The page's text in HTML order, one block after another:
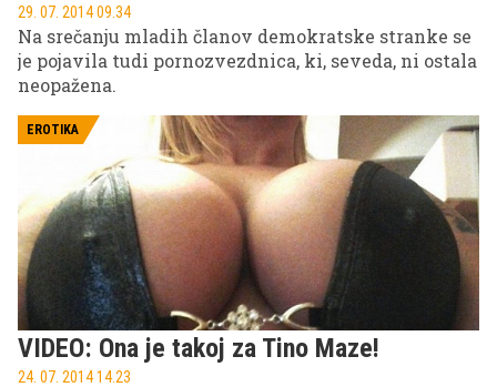
29. 07. 2014 09.34
Na srečanju mladih članov demokratske stranke se
je pojavila tudi pornozvezdnica, ki, seveda, ni ostala
neopažena.
EROTIKA
VIDEO: Ona je takoj za Tino Maze!
24. 07. 2014 14.23